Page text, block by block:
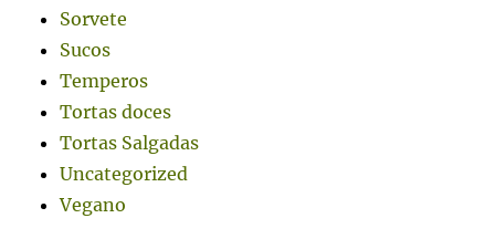
Sorvete
Sucos
Temperos
Tortas doces
Tortas Salgadas
Uncategorized
Vegano